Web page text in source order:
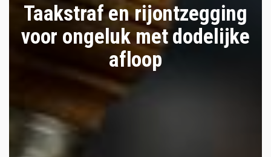
Taakstraf en rijontzegging
voor ongeluk met dodelijke
afloop